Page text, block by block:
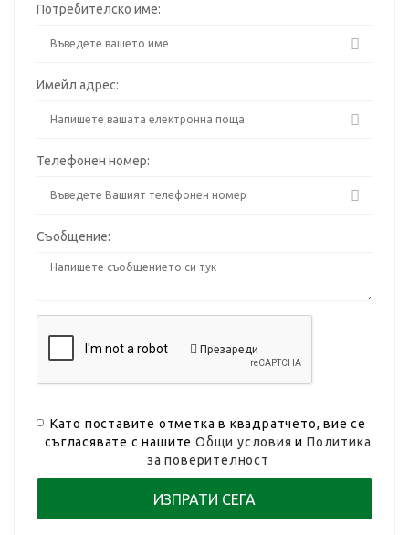
Потребителско име:
Имейл адрес:
Телефонен номер:
Съобщение:
Презареди
Като поставите отметка в квадратчето, вие се
съгласявате с нашитеОбщи условия иПолитика
за поверителност